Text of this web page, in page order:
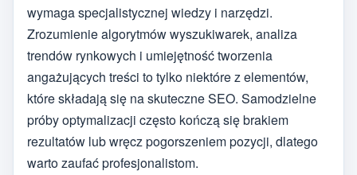
wymaga specjalistycznej wiedzy i narzędzi.
Zrozumienie algorytmów wyszukiwarek, analiza
trendów rynkowych i umiejętność tworzenia
angażujących treści to tylko niektóre z elementów,
które składają się na skuteczne SEO. Samodzielne
próby optymalizacji często kończą się brakiem
rezultatów lub wręcz pogorszeniem pozycji, dlatego
warto zaufać profesjonalistom.